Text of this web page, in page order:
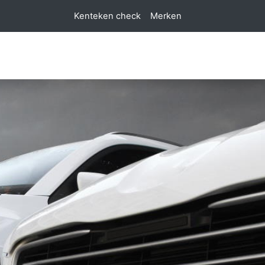
Kenteken check Merken